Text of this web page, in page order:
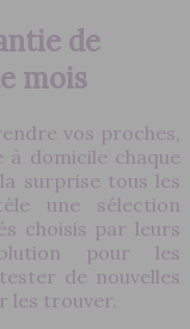
de
mois
vos proches,
domicile chaque
surprise tous les
une sélection
choisis par leurs
pour les
de nouvelles
les trouver.